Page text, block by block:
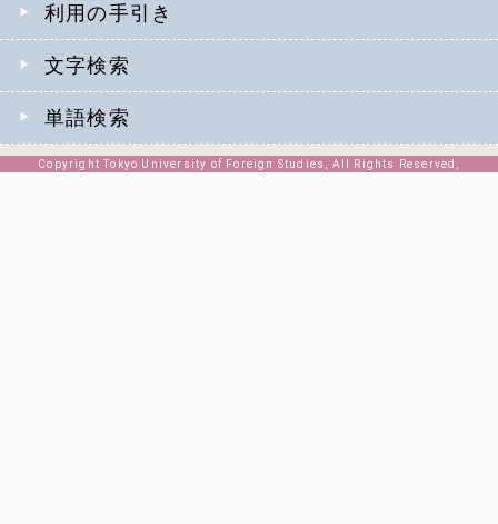
利用の手引き
文字検索
単語検索
Copyright Tokyo University of Foreign Studies, All Rights Reserved,